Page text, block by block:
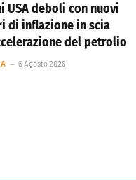
USA deboli con nuovi
di inflazione in scia
del petrolio
6 Agosto 2026